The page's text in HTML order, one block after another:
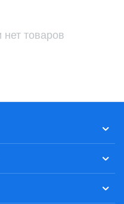
нет товаров